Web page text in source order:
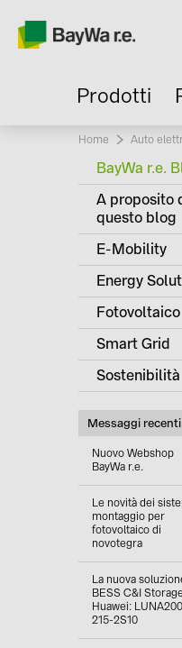
Prodotti
Home Current:
Auto
BayWa r.e.
A proposito
questo blog
E-Mobility
Energy
Fotovoltaico
Smart Grid
Sostenibilità
Messaggi recenti
Nuovo Webshop
BayWa r.e.
Le novità dei
montaggio per
fotovoltaico di
novotegra
La nuova
BESS C&I
Huawei:
215-2S10